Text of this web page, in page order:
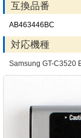
互換品番
AB463446BC
対応機種
Samsung GT-C3520